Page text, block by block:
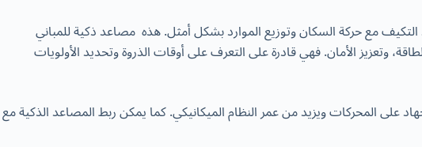
مع حركة السكان وتوزيع الموارد بشكل أمثل. هذه مصاعد ذكية للمباني
وتعزيز الأمان. فهي قادرة على التعرف على أوقات الذروة وتحديد الأولويات
على المحركات ويزيد من عمر النظام الميكانيكي. كما يمكن ربط المصاعد الذكية مع